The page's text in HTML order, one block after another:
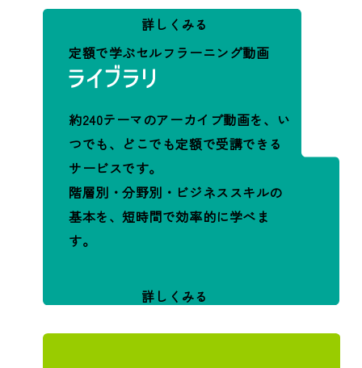
詳しくみる
定額で学ぶセルフラーニング動画
約240テーマのアーカイブ動画を、い
つでも、どこでも定額で受講できる
サービスです。
階層別・分野別・ビジネススキルの
基本を、短時間で効率的に学べま
す。
詳しくみる